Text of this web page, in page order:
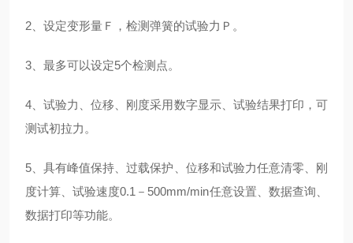
2、设定变形量Ｆ，检测弹簧的试验力Ｐ。
3、最多可以设定5个检测点。
4、试验力、位移、刚度采用数字显示、试验结果打印，可
测试初拉力。
5、具有峰值保持、过载保护、位移和试验力任意清零、刚
度计算、试验速度0.1－500mm/min任意设置、数据查询、
数据打印等功能。